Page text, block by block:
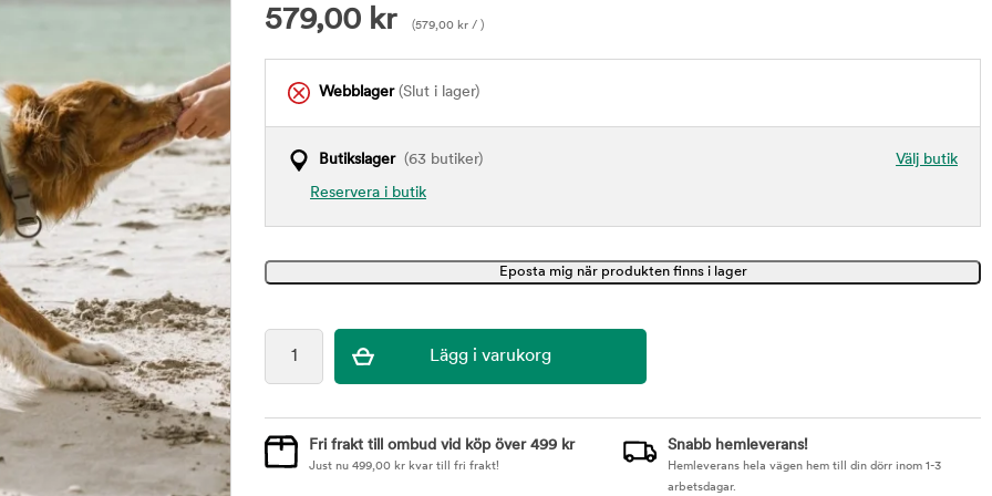
579,00 kr (579,00 kr / )
Webblager(Slut i lager)
Välj butik
Butikslager(63 butiker)
Reservera i butik
Fri frakt till ombud vid köp över 499 kr
Just nu 499,00 kr kvar till fri frakt!
Snabb hemleverans!
Hemleverans hela vägen hem till din dörr inom 1-3
arbetsdagar.